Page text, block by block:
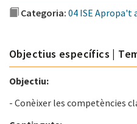
Categoria: 04 ISE Apropa't
Objectius específics |
Objectiu:
- Conèixer les competències